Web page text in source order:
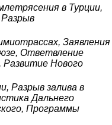
в Турции,
Заявления
Ответвление
Развитие Нового
Разрыв залива в
Дальнего
Программы